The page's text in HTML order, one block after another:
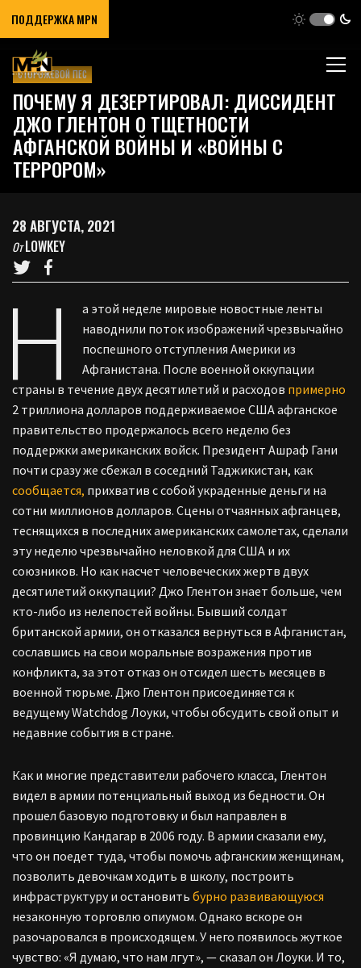
ПОДДЕРЖКА MPN
СТОРОЖЕВОЙ ПЕС
ПОЧЕМУ Я ДЕЗЕРТИРОВАЛ: ДИССИДЕНТ
ДЖО ГЛЕНТОН О ТЩЕТНОСТИ
АФГАНСКОЙ ВОЙНЫ И «ВОЙНЫ С
ТЕРРОРОМ»
28 АВГУСТА, 2021
ОтLOWKEY
Н
а этой неделе мировые новостные ленты
наводнили поток изображений чрезвычайно
поспешного отступления Америки из
Афганистана. После военной оккупации
страны в течение двух десятилетий и расходов примерно
2 триллиона долларов поддерживаемое США афганское
правительство продержалось всего неделю без
поддержки американских войск. Президент Ашраф Гани
почти сразу же сбежал в соседний Таджикистан, как
сообщается, прихватив с собой украденные деньги на
сотни миллионов долларов. Сцены отчаянных афганцев,
теснящихся в последних американских самолетах, сделали
эту неделю чрезвычайно неловкой для США и их
союзников. Но как насчет человеческих жертв двух
десятилетий оккупации? Джо Глентон знает больше, чем
кто-либо из нелепостей войны. Бывший солдат
британской армии, он отказался вернуться в Афганистан,
сославшись на свои моральные возражения против
конфликта, за этот отказ он отсидел шесть месяцев в
военной тюрьме. Джо Глентон присоединяется к
ведущему Watchdog Лоуки, чтобы обсудить свой опыт и
недавние события в стране.
Как и многие представители рабочего класса, Глентон
видел в армии потенциальный выход из бедности. Он
прошел базовую подготовку и был направлен в
провинцию Кандагар в 2006 году. В армии сказали ему,
что он поедет туда, чтобы помочь афганским женщинам,
позволить девочкам ходить в школу, построить
инфраструктуру и остановить бурно развивающуюся
незаконную торговлю опиумом. Однако вскоре он
разочаровался в происходящем. У него появилось жуткое
чувство: «Я думаю, что нам лгут», — сказал он Лоуки. И то,